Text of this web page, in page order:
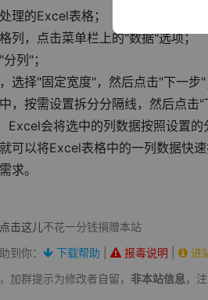
理的Excel表格；
列，点击菜单栏上的"数据"选项；
列"；
选择"固定宽度"，然后点击"下一步"
，按需设置拆分分隔线，然后点击"
Excel会将选中的列数据按照设置的
可以将Excel表格中的一列数据快
求。
点击这儿不花一分钱捐赠本站
到你：
下载帮助 报毒说明
进
加群提示为修改者自留， 非本站信息，